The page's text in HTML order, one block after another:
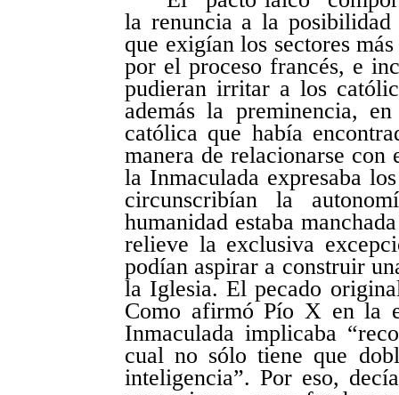
la renuncia a la
que exigían los sectores
por el proceso francés, e
pudieran irritar a los
además la preminencia,
católica que había
manera de relacionarse con
la Inmaculada expresaba
circunscribían la
humanidad estaba
relieve la exclusiva
podían aspirar a construir
la Iglesia. El pecado
Como afirmó Pío X en la
Inmaculada implicaba
cual no sólo tiene que
inteligencia”. Por eso,